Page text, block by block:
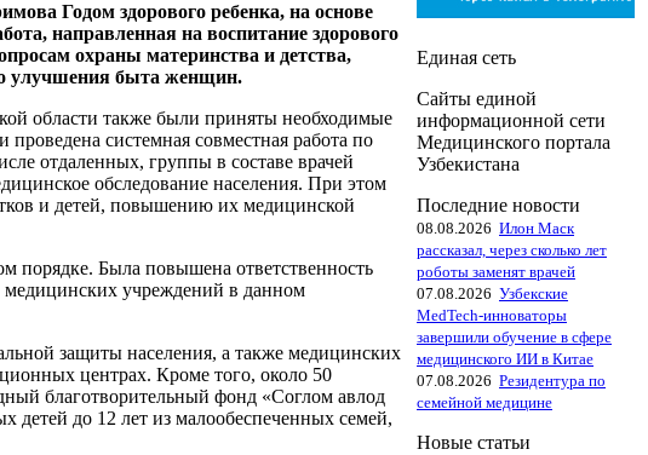
Годом здорового ребенка, на основе
направленная на воспитание здорового
охраны материнства и детства,
улучшения быта женщин.
области также были приняты необходимые
системная совместная работа по
отдаленных, группы в составе врачей
обследование населения. При этом
и детей, повышению их медицинской
порядке. Была повышена ответственность
медицинских учреждений в данном
защиты населения, а также медицинских
центрах. Кроме того, около 50
благотворительный фонд «Соглом авлод
детей до 12 лет из малообеспеченных семей,
Единая сеть
Сайты единой
информационной сети
Медицинского портала
Узбекистана
Последние новости
08.08.2026 Илон Маск
рассказал, через сколько лет
роботы заменят врачей
07.08.2026 Узбекские
MedTech-инноваторы
завершили обучение в сфере
медицинского ИИ в Китае
07.08.2026 Резидентура по
семейной медицине
Новые статьи